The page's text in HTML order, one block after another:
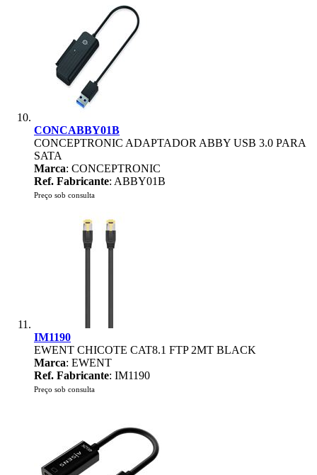
CONCABBY01B
CONCEPTRONIC ADAPTADOR ABBY USB 3.0 PARA
SATA
Marca: CONCEPTRONIC
Ref. Fabricante: ABBY01B
Preço sob consulta
IM1190
EWENT CHICOTE CAT8.1 FTP 2MT BLACK
Marca: EWENT
Ref. Fabricante: IM1190
Preço sob consulta